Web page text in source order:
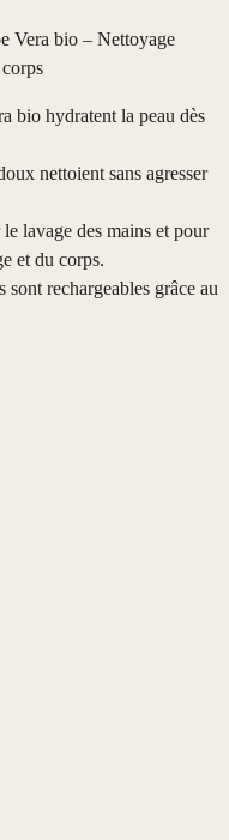
Vera bio – Nettoyage
bio hydratent la peau dès
nettoient sans agresser
lavage des mains et pour
et du corps.
rechargeables grâce au